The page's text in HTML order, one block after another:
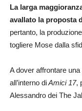
La larga
avallato la proposta
pertanto, la
togliere Mose dalla
A dover affrontare
all’interno diAmici 17,
Alessandro dei The